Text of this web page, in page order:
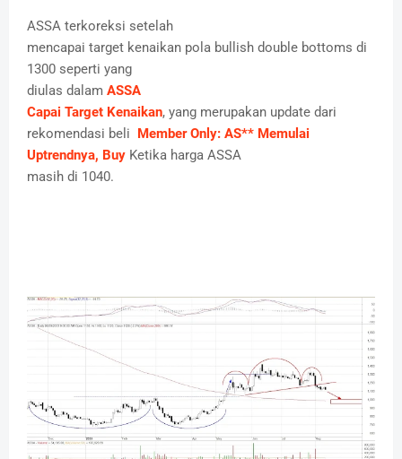
ASSA terkoreksi setelah
mencapai target kenaikan pola bullish double bottoms di
1300 seperti yang
diulas dalam ASSA
Capai Target Kenaikan, yang merupakan update dari
rekomendasi beli Member Only: AS** Memulai
Uptrendnya, Buy Ketika harga ASSA
masih di 1040.